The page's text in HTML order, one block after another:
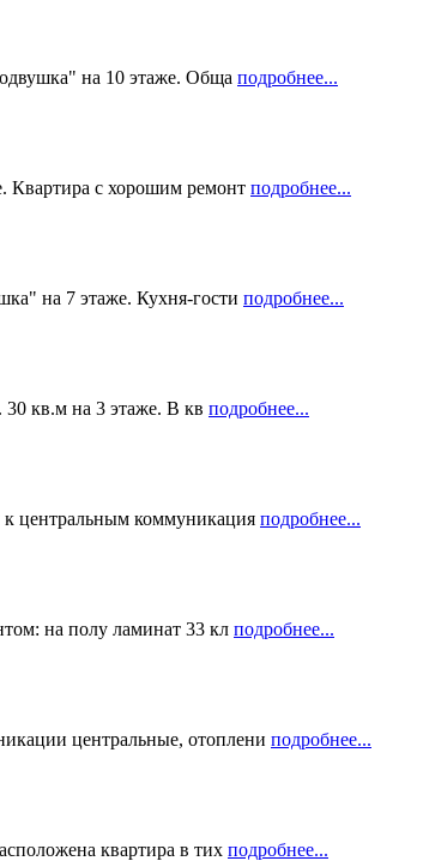
на 10 этаже. Обща подробнее...
Квартира с хорошим ремонт подробнее...
на 7 этаже. Кухня-гости подробнее...
кв.м на 3 этаже. В кв подробнее...
центральным коммуникация подробнее...
на полу ламинат 33 кл подробнее...
центральные, отоплени подробнее...
квартира в тих подробнее...